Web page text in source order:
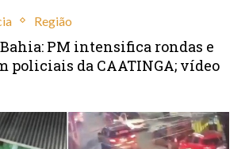
Região
PM intensifica rondas e
policiais da CAATINGA; vídeo